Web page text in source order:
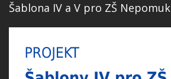
Šablona IV a V pro ZŠ Nepomuk